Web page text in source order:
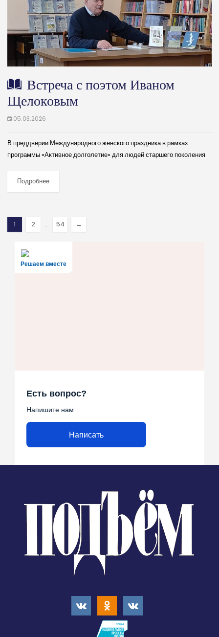
Встреча с поэтом Иваном
Щелоковым
05.03.2026
В преддверии Международного женского праздника в рамках
программы «Активное долголетие» для людей старшего поколения
поэтических сборников, публицистом Иваном Щелоковым. В
настоящее время И....
Подробнее
1 2 … 54 →
Решаем вместе
Есть вопрос?
Напишите нам
Написать